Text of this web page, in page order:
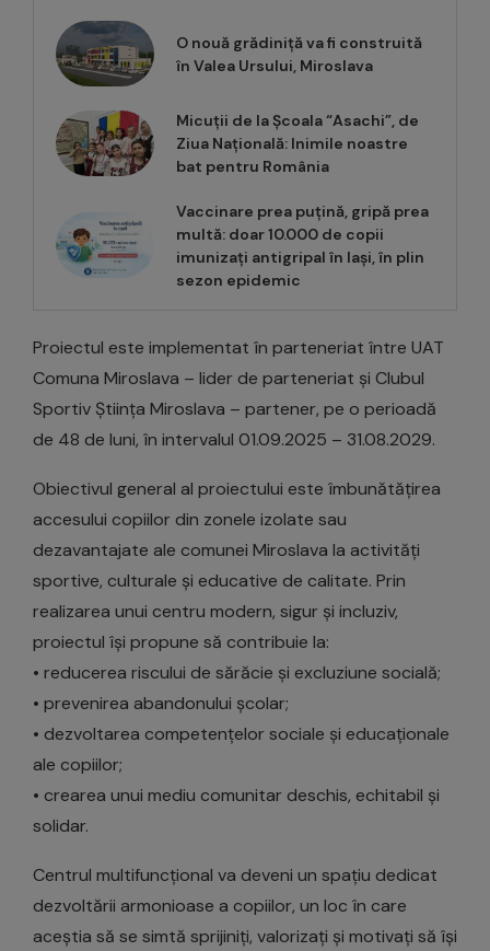
O nouă grădiniță va fi construită
în Valea Ursului, Miroslava
Micuții de la Școala “Asachi”, de
Ziua Națională: Inimile noastre
bat pentru România
Vaccinare prea puțină, gripă prea
multă: doar 10.000 de copii
imunizați antigripal în Iași, în plin
sezon epidemic
Proiectul este implementat în parteneriat între UAT
Comuna Miroslava – lider de parteneriat și Clubul
Sportiv Știința Miroslava – partener, pe o perioadă
de 48 de luni, în intervalul 01.09.2025 – 31.08.2029.
Obiectivul general al proiectului este îmbunătățirea
accesului copiilor din zonele izolate sau
dezavantajate ale comunei Miroslava la activități
sportive, culturale și educative de calitate. Prin
realizarea unui centru modern, sigur și incluziv,
proiectul își propune să contribuie la:
• reducerea riscului de sărăcie și excluziune socială;
• prevenirea abandonului școlar;
• dezvoltarea competențelor sociale și educaționale
ale copiilor;
• crearea unui mediu comunitar deschis, echitabil și
solidar.
Centrul multifuncțional va deveni un spațiu dedicat
dezvoltării armonioase a copiilor, un loc în care
aceștia să se simtă sprijiniți, valorizați și motivați să își